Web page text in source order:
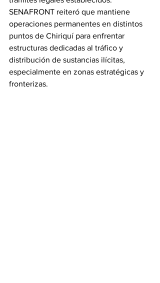
SENAFRONT reiteró que mantiene
operaciones permanentes en distintos
puntos de Chiriquí para enfrentar
estructuras dedicadas al tráfico y
distribución de sustancias ilícitas,
especialmente en zonas estratégicas y
fronterizas.